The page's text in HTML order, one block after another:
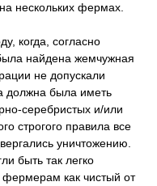
нескольких фермах.
когда, согласно
найдена жемчужная
не допускали
должна была иметь
серебристых и/или
строгого правила все
уничтожению.
быть так легко
как чистый от